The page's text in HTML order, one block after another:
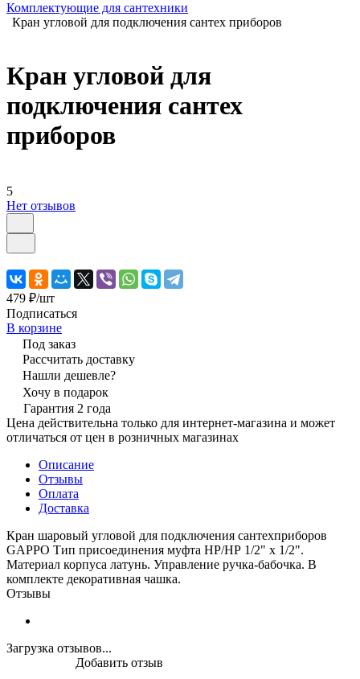
Комплектующие для сантехники
Кран угловой для подключения сантех приборов
Кран угловой для
подключения сантех
приборов
5
Нет отзывов
479 ₽/шт
Подписаться
В корзине
Под заказ
Рассчитать доставку
Нашли дешевле?
Хочу в подарок
Гарантия 2 года
Цена действительна только для интернет-магазина и может
отличаться от цен в розничных магазинах
Описание
Отзывы
Оплата
Доставка
Кран шаровый угловой для подключения сантехприборов
GAPPO Тип присоединения муфта НР/НР 1/2" х 1/2".
Материал корпуса латунь. Управление ручка-бабочка. В
комплекте декоративная чашка.
Отзывы
Загрузка отзывов...
Добавить отзыв